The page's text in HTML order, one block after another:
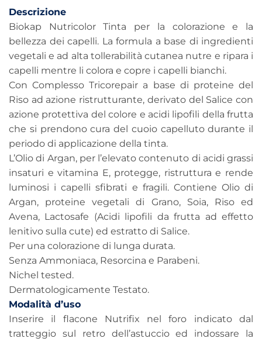
Descrizione
Biokap Nutricolor Tinta per la colorazione e la
bellezza dei capelli. La formula a base di ingredienti
vegetali e ad alta tollerabilità cutanea nutre e ripara i
capelli mentre li colora e copre i capelli bianchi.
Con Complesso Tricorepair a base di proteine del
Riso ad azione ristrutturante, derivato del Salice con
azione protettiva del colore e acidi lipofili della frutta
che si prendono cura del cuoio capelluto durante il
periodo di applicazione della tinta.
L’Olio di Argan, per l’elevato contenuto di acidi grassi
insaturi e vitamina E, protegge, ristruttura e rende
luminosi i capelli sfibrati e fragili. Contiene Olio di
Argan, proteine vegetali di Grano, Soia, Riso ed
Avena, Lactosafe (Acidi lipofili da frutta ad effetto
lenitivo sulla cute) ed estratto di Salice.
Per una colorazione di lunga durata.
Senza Ammoniaca, Resorcina e Parabeni.
Nichel tested.
Dermatologicamente Testato.
Modalità d’uso
Inserire il flacone Nutrifix nel foro indicato dal
tratteggio sul retro dell’astuccio ed indossare la